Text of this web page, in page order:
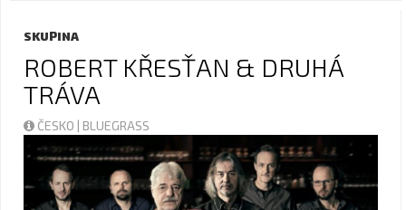
SKUPINA
ROBERT KŘESŤAN & DRUHÁ
TRÁVA
ČESKO | BLUEGRASS